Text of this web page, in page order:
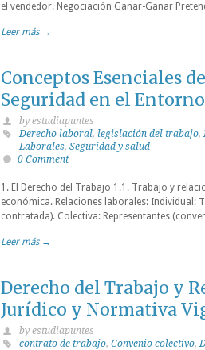
el vendedor. Negociación Ganar-Ganar
Leer más →
Conceptos Esenciales
Seguridad en el
by estudiapuntes
Derecho laboral, legislación del trabajo,
Laborales, Seguridad y salud
0 Comment
1. El Derecho del Trabajo 1.1. Trabajo y
económica. Relaciones laborales: Individual:
contratada). Colectiva: Representantes
Leer más →
Derecho del Trabajo y
Jurídico y Normativa
by estudiapuntes
contrato de trabajo, Convenio colectivo,